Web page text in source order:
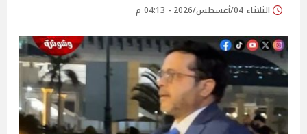
الثلاثاء 04/أغسطس/2026 - 04:13 م